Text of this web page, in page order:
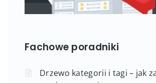
Fachowe poradniki
Drzewo kategorii i tagi – jak